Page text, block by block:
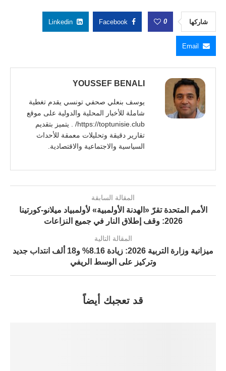
شاركها 0
Facebook
Linkedin
Email
YOUSSEF BENALI
يوسف بنعلي صحفي تونسي يقدم تغطية
شاملة للأخبار المحلية والدولية على موقع
https://toptunisie.club/ . يتميز بتقديم
تقارير دقيقة وتحليلات معمقة للأحداث
السياسية والاجتماعية والاقتصادية.
المقالة السابقة
الأمم المتحدة تقرّ «الهدنة الأولمبية» لأولمبياد ميلانو-كورتينا
2026: وقف إطلاق النار في جميع النزاعات
المقالة التالية
ميزانية وزارة التربية 2026: زيادة 8.16% و18 ألف انتداب جديد
وتركيز على الوسط الريفي
قد تعجبك أيضاً